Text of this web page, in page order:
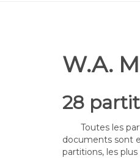
W.A.
28
Toutes les
documents sont
partitions, les